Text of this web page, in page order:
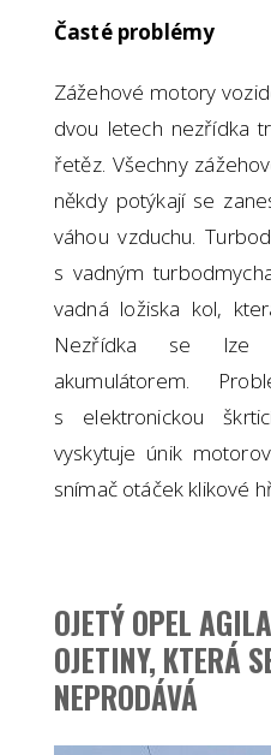
Časté problémy
Zážehové motory
dvou letech nezřídka
řetěz. Všechny
někdy potýkají se
váhou vzduchu.
s vadným
vadná ložiska kol,
Nezřídka se lze
akumulátorem.
s elektronickou
vyskytuje únik
snímač otáček klikové
OJETÝ OPEL
OJETINY, KTERÁ
NEPRODÁVÁ